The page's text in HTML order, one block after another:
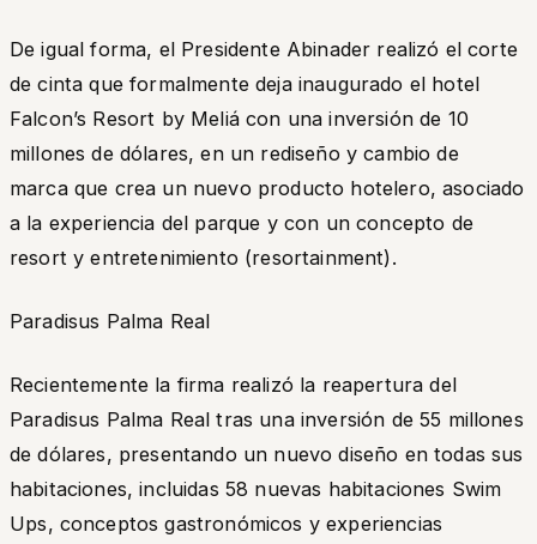
De igual forma, el Presidente Abinader realizó el corte
de cinta que formalmente deja inaugurado el hotel
Falcon’s Resort by Meliá con una inversión de 10
millones de dólares, en un rediseño y cambio de
marca que crea un nuevo producto hotelero, asociado
a la experiencia del parque y con un concepto de
resort y entretenimiento (resortainment).
Paradisus Palma Real
Recientemente la firma realizó la reapertura del
Paradisus Palma Real tras una inversión de 55 millones
de dólares, presentando un nuevo diseño en todas sus
habitaciones, incluidas 58 nuevas habitaciones Swim
Ups, conceptos gastronómicos y experiencias